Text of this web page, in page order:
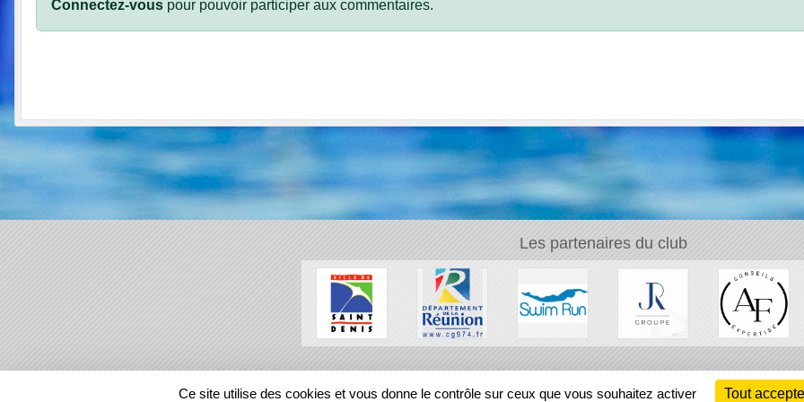
Connectez-vous pour pouvoir participer aux commentaires.
Les partenaires du club
REGIONS
Ce site utilise des cookies et vous donne le contrôle sur ceux que vous souhaitez activer Tout